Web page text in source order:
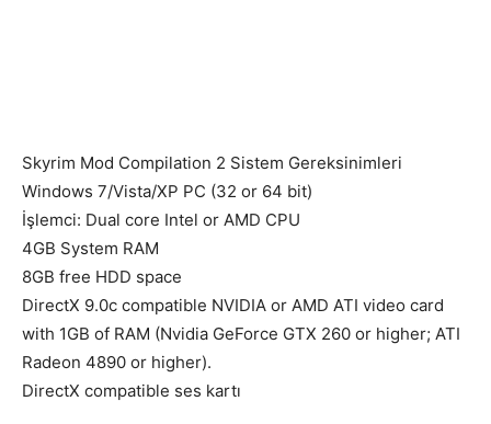
Skyrim Mod Compilation 2 Sistem Gereksinimleri
Windows 7/Vista/XP PC (32 or 64 bit)
İşlemci: Dual core Intel or AMD CPU
4GB System RAM
8GB free HDD space
DirectX 9.0c compatible NVIDIA or AMD ATI video card
with 1GB of RAM (Nvidia GeForce GTX 260 or higher; ATI
Radeon 4890 or higher).
DirectX compatible ses kartı